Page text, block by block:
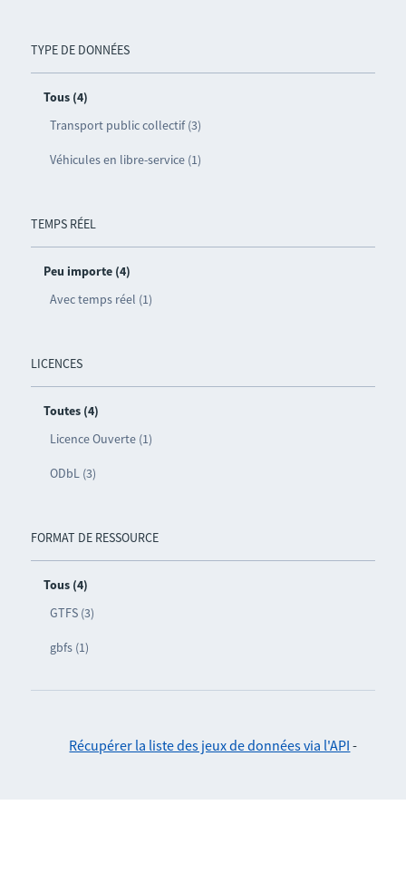
TYPE DE DONNÉES
Tous (4)
Transport public collectif (3)
Véhicules en libre-service (1)
TEMPS RÉEL
Peu importe (4)
Avec temps réel (1)
LICENCES
Toutes (4)
Licence Ouverte (1)
ODbL (3)
FORMAT DE RESSOURCE
Tous (4)
GTFS (3)
gbfs (1)
Récupérer la liste des jeux de données via l'API -